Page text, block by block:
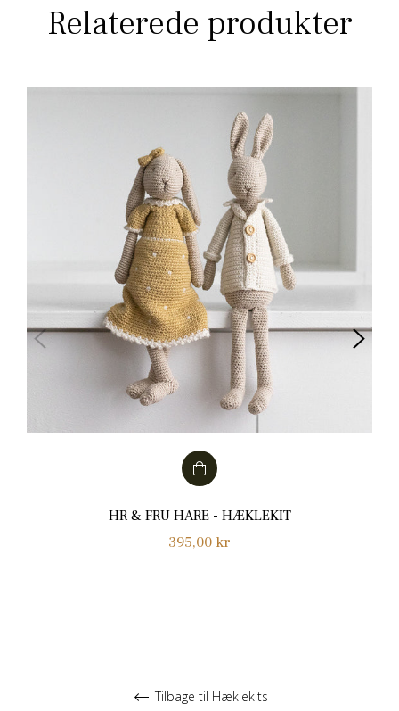
Relaterede produkter
HR & FRU HARE - HÆKLEKIT
Normalpris
395,00 kr
Tilbage til Hæklekits